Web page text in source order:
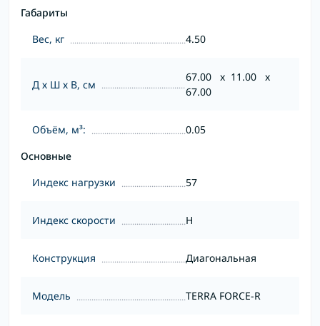
Габариты
Вес, кг
4.50
Д х Ш х В, см
67.00 x 11.00 x
67.00
Объём, м³:
0.05
Основные
Индекс нагрузки
57
Индекс скорости H
Конструкция Диагональная
Модель TERRA FORCE-R